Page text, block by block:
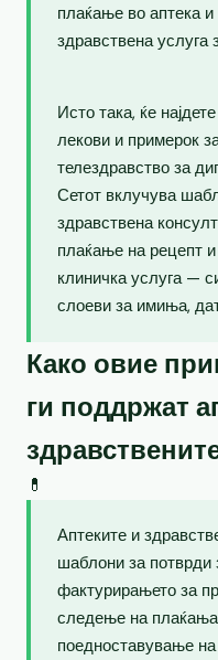
плаќање во аптека
здравствена услуга
Исто така, ќе
лекови и примерок
телездравство за
Сетот вклучува
здравствена
плаќање на рецепт
клиничка услуга —
слоеви за имиња,
Како овие
ги поддржат
💊
Аптеките и
шаблони за
фактурирањето за
следење на плаќања
поедноставување